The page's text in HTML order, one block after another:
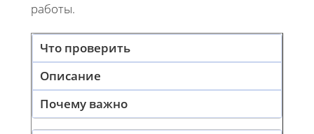
работы.
Что проверить
Описание
Почему важно